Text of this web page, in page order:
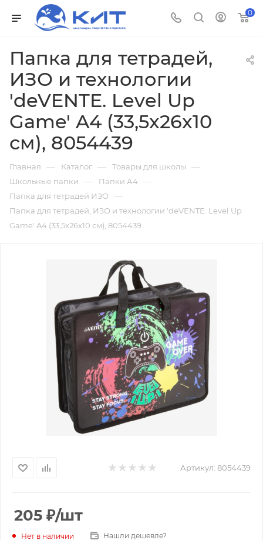
0
Папка для тетрадей,
ИЗО и технологии
'deVENTE. Level Up
Game' A4 (33,5x26x10
см), 8054439
Главная — Каталог — Товары для школы —
Школьные папки — Папки А4 —
Папка для тетрадей ИЗО —
Папка для тетрадей, ИЗО и технологии 'deVENTE. Level Up
Game' A4 (33,5x26x10 см), 8054439
Артикул: 8054439
205 ₽/шт
Нет в наличии Нашли дешевле?